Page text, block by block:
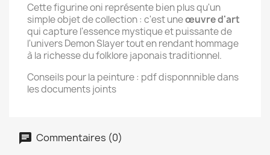
Cette figurine oni représente bien plus qu'un
simple objet de collection : c'est uneœuvre d'art
qui capture l'essence mystique et puissante de
l'univers Demon Slayer tout en rendant hommage
à la richesse du folklore japonais traditionnel.
Conseils pour la peinture : pdf disponnnible dans
les documents joints
Commentaires (0)